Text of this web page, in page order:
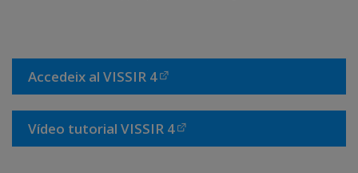
Accedeix al VISSIR 4
Vídeo tutorial VISSIR 4